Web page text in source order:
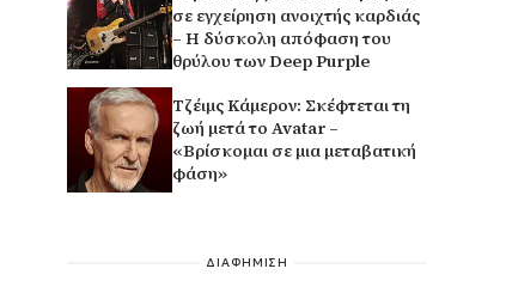
σε εγχείρηση ανοιχτής καρδιάς
– Η δύσκολη απόφαση του
θρύλου των Deep Purple
Τζέιμς Κάμερον: Σκέφτεται τη
ζωή μετά το Avatar –
«Βρίσκομαι σε μια μεταβατική
φάση»
ΔΙΑΦΗΜΙΣΗ